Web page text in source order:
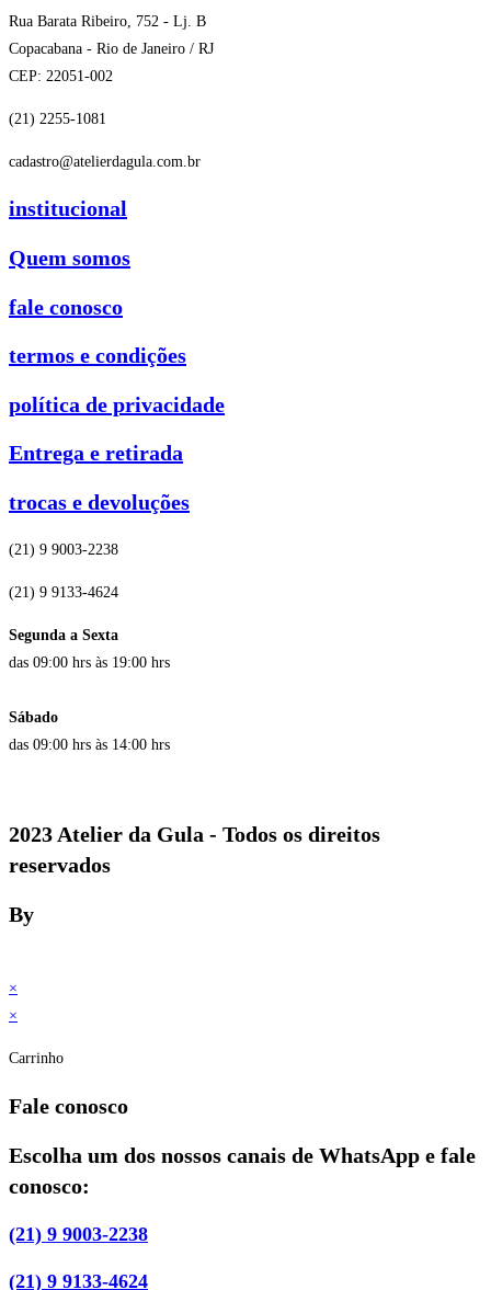
Rua Barata Ribeiro, 752 - Lj. B
Copacabana - Rio de Janeiro / RJ
CEP: 22051-002
(21) 2255-1081
cadastro@atelierdagula.com.br
institucional
Quem somos
fale conosco
termos e condições
política de privacidade
Entrega e retirada
trocas e devoluções
(21) 9 9003-2238
(21) 9 9133-4624
Segunda a Sexta
das 09:00 hrs às 19:00 hrs
Sábado
das 09:00 hrs às 14:00 hrs
2023 Atelier da Gula - Todos os direitos
reservados
By
×
×
Carrinho
Fale conosco
Escolha um dos nossos canais de WhatsApp e fale
conosco:
(21) 9 9003-2238
(21) 9 9133-4624